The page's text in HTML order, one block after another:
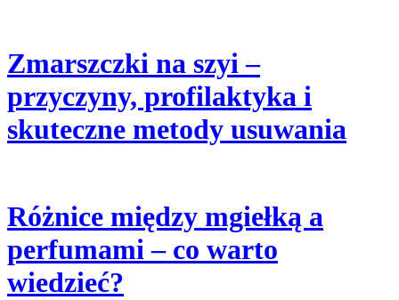
Zmarszczki na szyi –
przyczyny, profilaktyka i
skuteczne metody usuwania
Różnice między mgiełką a
perfumami – co warto
wiedzieć?